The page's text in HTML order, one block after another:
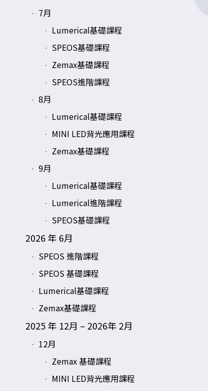
7月
Lumerical基礎課程
SPEOS基礎課程
Zemax基礎課程
SPEOS進階課程
8月
Lumerical基礎課程
MINI LED背光應用課程
Zemax基礎課程
9月
Lumerical基礎課程
Lumerical進階課程
SPEOS基礎課程
2026 年 6月
SPEOS 進階課程
SPEOS 基礎課程
Lumerical基礎課程
Zemax基礎課程
2025 年 12月 – 2026年 2月
12月
Zemax 基礎課程
MINI LED背光應用課程